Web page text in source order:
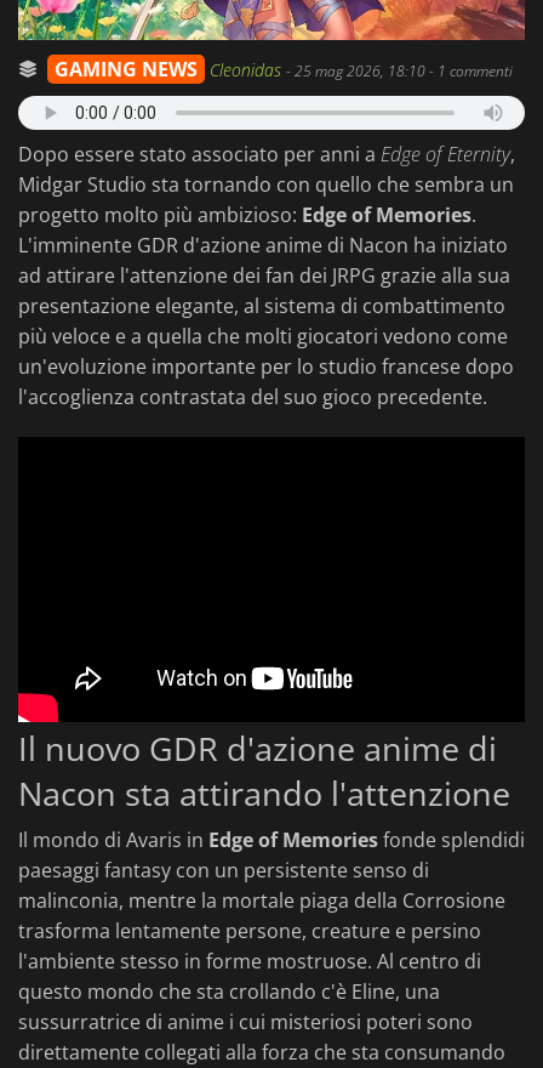
GAMING NEWS Cleonidas -25 mag 2026, 18:10- 1 commenti
Dopo essere stato associato per anni a Edge of Eternity,
Midgar Studio sta tornando con quello che sembra un
progetto molto più ambizioso: Edge of Memories.
L'imminente GDR d'azione anime di Nacon ha iniziato
ad attirare l'attenzione dei fan dei JRPG grazie alla sua
presentazione elegante, al sistema di combattimento
più veloce e a quella che molti giocatori vedono come
un'evoluzione importante per lo studio francese dopo
l'accoglienza contrastata del suo gioco precedente.
Il nuovo GDR d'azione anime di
Nacon sta attirando l'attenzione
Il mondo di Avaris in Edge of Memoriesfonde splendidi
paesaggi fantasy con un persistente senso di
malinconia, mentre la mortale piaga della Corrosione
trasforma lentamente persone, creature e persino
l'ambiente stesso in forme mostruose. Al centro di
questo mondo che sta crollando c'è Eline, una
sussurratrice di anime i cui misteriosi poteri sono
direttamente collegati alla forza che sta consumando